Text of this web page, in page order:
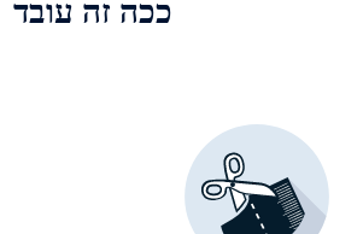
ככה זה עובד